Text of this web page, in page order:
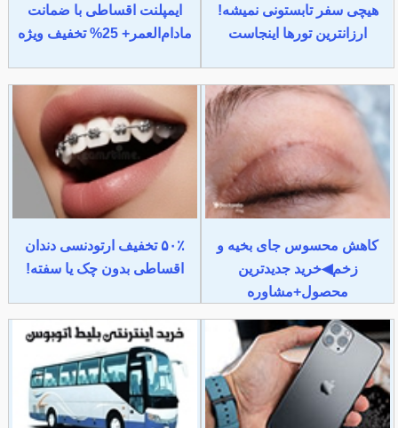
هیچی سفر تابستونی نمیشه!
ارزانترین تورها اینجاست
ایمپلنت اقساطی با ضمانت
مادام‌العمر+ 25% تخفیف ویژه
کاهش محسوس جای بخیه و
زخم◀خرید جدیدترین
محصول+مشاوره
۵۰٪ تخفیف ارتودنسی دندان
اقساطی بدون چک یا سفته!